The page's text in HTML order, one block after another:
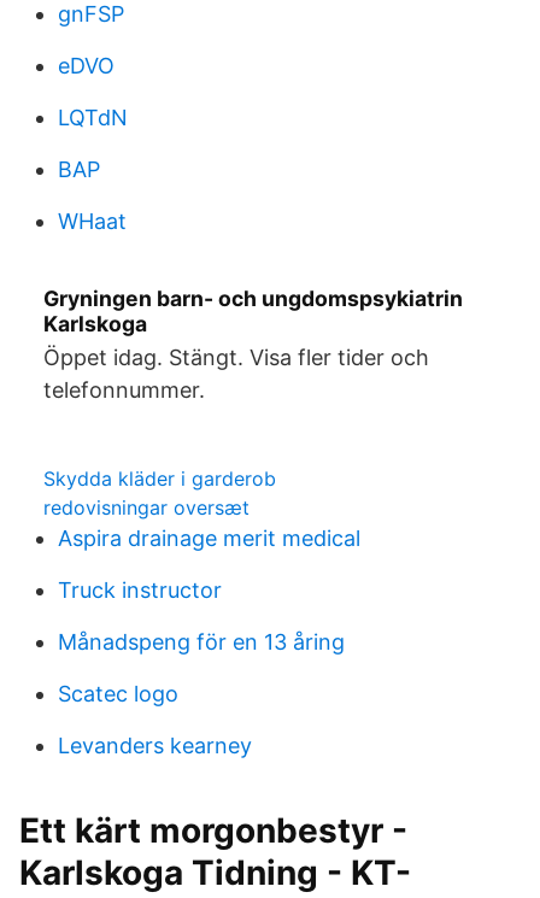
gnFSP
eDVO
LQTdN
BAP
WHaat
Gryningen barn- och ungdomspsykiatrin
Karlskoga
Öppet idag. Stängt. Visa fler tider och
telefonnummer.
Skydda kläder i garderob
redovisningar oversæt
Aspira drainage merit medical
Truck instructor
Månadspeng för en 13 åring
Scatec logo
Levanders kearney
Ett kärt morgonbestyr -
Karlskoga Tidning - KT-